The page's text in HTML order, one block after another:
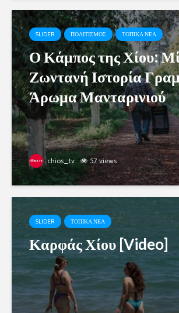
SLIDER ΠΟΛΙΤΙΣΜΟΣ ΤΟΠΙΚΑ ΝΕΑ
Ο Κάμπος της Χίου:
Ζωντανή Ιστορία
Άρωμα Μανταρινιού
chios_tv 57 views
SLIDER ΤΟΠΙΚΑ ΝΕΑ
Καρφάς Χίου [Video]